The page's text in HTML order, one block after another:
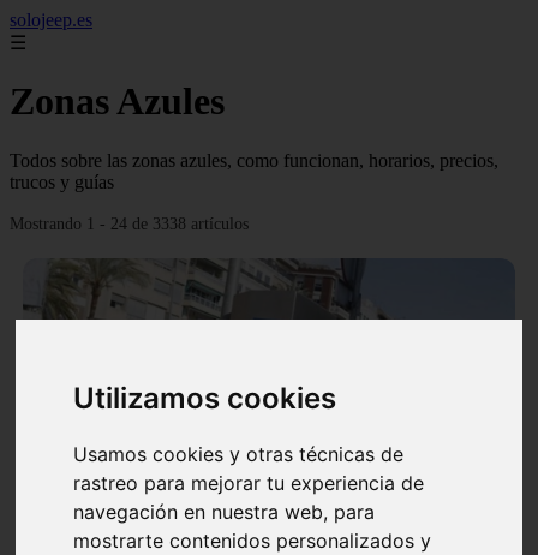
Utilizamos cookies
Usamos cookies y otras técnicas de
rastreo para mejorar tu experiencia de
navegación en nuestra web, para
mostrarte contenidos personalizados y
solojeep.es
☰
Zonas Azules
Todos sobre las zonas azules, como funcionan, horarios, precios,
trucos y guías
Mostrando 1 - 24 de 3338 artículos
▷ Zona Azul Córdoba 《 Horarios y Tarifas 2024 》